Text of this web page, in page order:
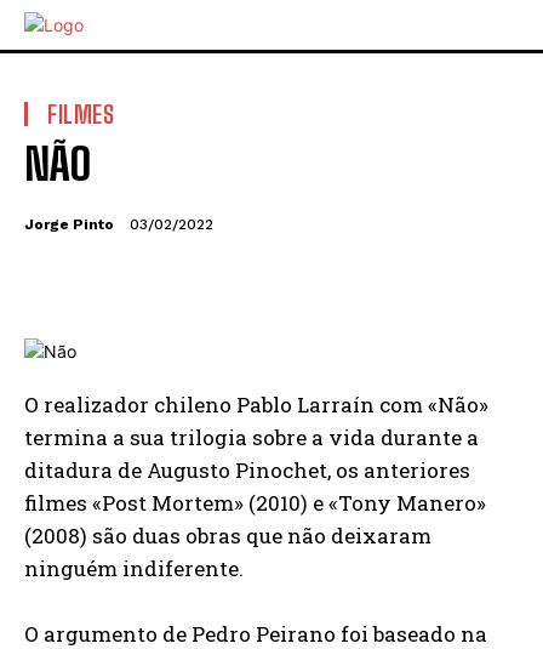
FILMES
NÃO
Jorge Pinto 03/02/2022
O realizador chileno Pablo Larraín com «Não»
termina a sua trilogia sobre a vida durante a
ditadura de Augusto Pinochet, os anteriores
filmes «Post Mortem» (2010) e «Tony Manero»
(2008) são duas obras que não deixaram
ninguém indiferente.
O argumento de Pedro Peirano foi baseado na